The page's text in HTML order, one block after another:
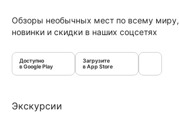
Обзоры необычных мест по всему миру,
новинки и скидки в наших соцсетях
Доступно
в Google Play
Загрузите
в App Store
Экскурсии